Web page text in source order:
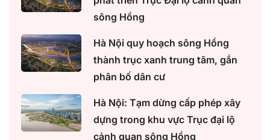
sông Hồng
Hà Nội quy hoạch sông Hồng
thành trục xanh trung tâm, gắn
phân bố dân cư
Hà Nội: Tạm dừng cấp phép xây
dựng trong khu vực Trục đại lộ
cảnh quan sông Hồng